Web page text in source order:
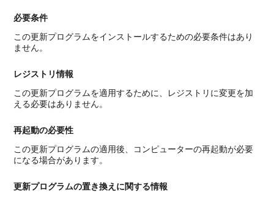
必要条件
この更新プログラムをインストールするための必要条件はあり
ません。
レジストリ情報
この更新プログラムを適用するために、レジストリに変更を加
える必要はありません。
再起動の必要性
この更新プログラムの適用後、コンピューターの再起動が必要
になる場合があります。
更新プログラムの置き換えに関する情報